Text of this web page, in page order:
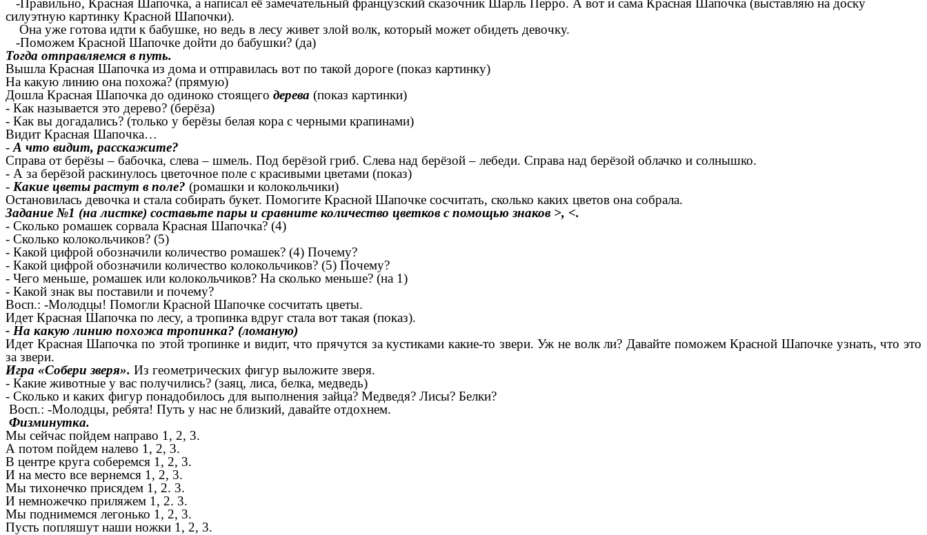
-Правильно, Красная Шапочка, а написал её замечательный французский сказочник Шарль Перро. А вот и сама Красная Шапочка (выставляю на доску
силуэтную картинку Красной Шапочки).
Она уже готова идти к бабушке, но ведь в лесу живет злой волк, который может обидеть девочку.
-Поможем Красной Шапочке дойти до бабушки? (да)
Тогда отправляемся в путь.
Вышла Красная Шапочка из дома и отправилась вот по такой дороге (показ картинку)
На какую линию она похожа? (прямую)
Дошла Красная Шапочка до одиноко стоящего дерева (показ картинки)
- Как называется это дерево? (берёза)
- Как вы догадались? (только у берёзы белая кора с черными крапинами)
Видит Красная Шапочка…
-А что видит, расскажите?
Справа от берёзы – бабочка, слева – шмель. Под берёзой гриб. Слева над берёзой – лебеди. Справа над берёзой облачко и солнышко.
- А за берёзой раскинулось цветочное поле с красивыми цветами (показ)
- Какие цветы растут в поле? (ромашки и колокольчики)
Остановилась девочка и стала собирать букет. Помогите Красной Шапочке сосчитать, сколько каких цветов она собрала.
Задание №1 (на листке) составьте пары и сравните количество цветков с помощью знаков >, <.
- Сколько ромашек сорвала Красная Шапочка? (4)
- Сколько колокольчиков? (5)
- Какой цифрой обозначили количество ромашек? (4) Почему?
- Какой цифрой обозначили количество колокольчиков? (5) Почему?
- Чего меньше, ромашек или колокольчиков? На сколько меньше? (на 1)
- Какой знак вы поставили и почему?
Восп.: -Молодцы! Помогли Красной Шапочке сосчитать цветы.
Идет Красная Шапочка по лесу, а тропинка вдруг стала вот такая (показ).
- На какую линию похожа тропинка? (ломаную)
Идет Красная Шапочка по этой тропинке и видит, что прячутся за кустиками какие-то звери. Уж не волк ли? Давайте поможем Красной Шапочке узнать, что это
за звери.
Игра «Собери зверя». Из геометрических фигур выложите зверя.
- Какие животные у вас получились? (заяц, лиса, белка, медведь)
- Сколько и каких фигур понадобилось для выполнения зайца? Медведя? Лисы? Белки?
Восп.: -Молодцы, ребята! Путь у нас не близкий, давайте отдохнем.
Физминутка.
Мы сейчас пойдем направо 1, 2, 3.
А потом пойдем налево 1, 2, 3.
В центре круга соберемся 1, 2, 3.
И на место все вернемся 1, 2, 3.
Мы тихонечко присядем 1, 2. 3.
И немножечко приляжем 1, 2. 3.
Мы поднимемся легонько 1, 2, 3.
Пусть попляшут наши ножки 1, 2, 3.